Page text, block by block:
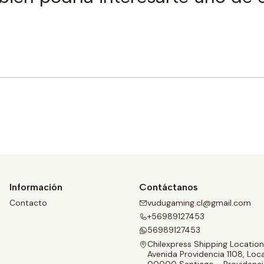
Información
Contacto
Contáctanos
vudugaming.cl@gmail.com
+56989127453
56989127453
Chilexpress Shipping Location
Avenida Providencia 1108,